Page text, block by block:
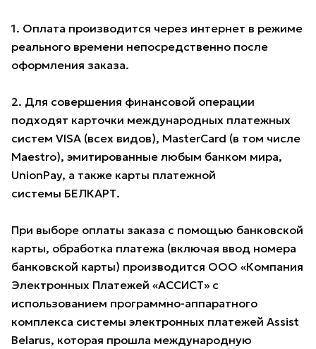
1. Оплата производится через интернет в режиме
реального времени непосредственно после
оформления заказа.
2. Для совершения финансовой операции
подходят карточки международных платежных
систем VISA (всех видов), MasterCard (в том числе
Maestro), эмитированные любым банком мира,
UnionPay, а также карты платежной
системы БЕЛКАРТ.
При выборе оплаты заказа с помощью банковской
карты, обработка платежа (включая ввод номера
банковской карты) производится ООО «Компания
Электронных Платежей «АССИСТ» с
использованием программно-аппаратного
комплекса системы электронных платежей Assist
Belarus, которая прошла международную